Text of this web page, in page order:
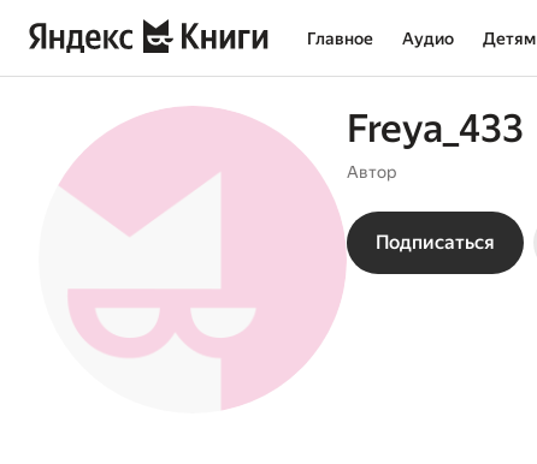
Главное Аудио Детям
Freya_433
Автор
Подписаться